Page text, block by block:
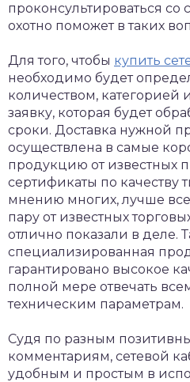
проконсультироваться
охотно поможет в таких
Для того, чтобы купить
необходимо будет
количеством, категорией
заявку, которая будет
сроки. Доставка нужной
осуществлена в самые
продукцию от известных
сертификаты по качеству
мнению многих, лучше
пару от известных
отлично показали в деле.
специализированная
гарантировано высокое
полной мере отвечать
техническим параметрам.
Судя по разным
комментариям, сетевой
удобным и простым в